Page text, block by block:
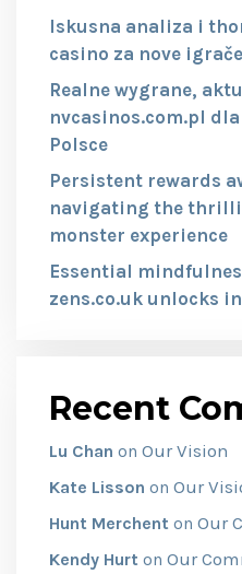
Iskusna analiza i
casino za nove
Realne wygrane,
nvcasinos.com.pl
Polsce
Persistent rewards
navigating the
monster experience
Essential
zens.co.uk unlocks
Recent
Lu Chan on Our Vision
Kate Lisson on Our
Hunt Merchent on Our
Kendy Hurt on Our